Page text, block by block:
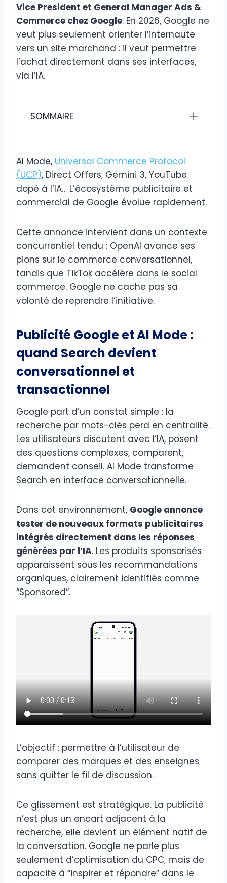
Vice President et General Manager Ads &
Commerce chez Google. En 2026, Google ne
veut plus seulement orienter l’internaute
vers un site marchand : il veut permettre
l’achat directement dans ses interfaces,
via l’IA.
SOMMAIRE
AI Mode, Universal Commerce Protocol
(UCP), Direct Offers, Gemini 3, YouTube
dopé à l’IA… L’écosystème publicitaire et
commercial de Google évolue rapidement.
Cette annonce intervient dans un contexte
concurrentiel tendu : OpenAI avance ses
pions sur le commerce conversationnel,
tandis que TikTok accélère dans le social
commerce. Google ne cache pas sa
volonté de reprendre l’initiative.
Publicité Google et AI Mode :
quand Search devient
conversationnel et
transactionnel
Google part d’un constat simple : la
recherche par mots-clés perd en centralité.
Les utilisateurs discutent avec l’IA, posent
des questions complexes, comparent,
demandent conseil. AI Mode transforme
Search en interface conversationnelle.
Dans cet environnement, Google annonce
tester de nouveaux formats publicitaires
intégrés directement dans les réponses
générées par l’IA. Les produits sponsorisés
apparaissent sous les recommandations
organiques, clairement identifiés comme
“Sponsored”.
L’objectif : permettre à l’utilisateur de
comparer des marques et des enseignes
sans quitter le fil de discussion.
Ce glissement est stratégique. La publicité
n’est plus un encart adjacent à la
recherche, elle devient un élément natif de
la conversation. Google ne parle plus
seulement d’optimisation du CPC, mais de
capacité à “inspirer et répondre” dans le